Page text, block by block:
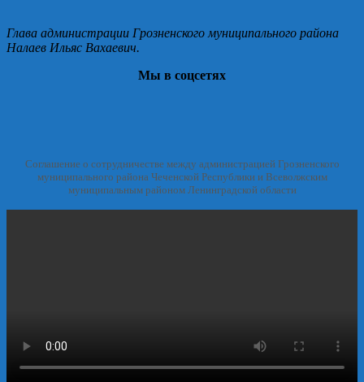
Глава администрации Грозненского муниципального района
Налаев Ильяс Вахаевич.
Мы в соцсетях
Соглашение о сотрудничестве между администрацией Грозненского
муниципального района Чеченской Республики и Всеволжским
муниципальным районом Ленинградской области